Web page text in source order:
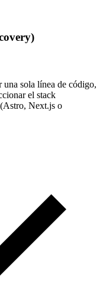
sola línea de código,
el stack
Next.js o